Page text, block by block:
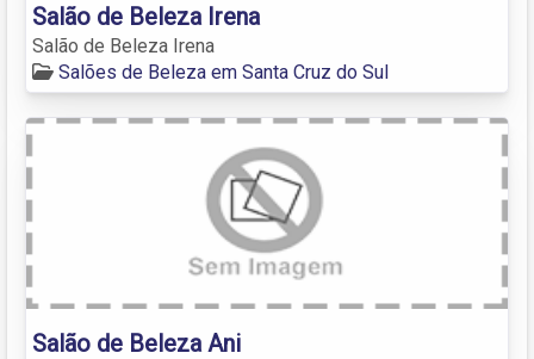
Salão de Beleza Irena
Salão de Beleza Irena
Salões de Beleza em Santa Cruz do Sul
Salão de Beleza Ani